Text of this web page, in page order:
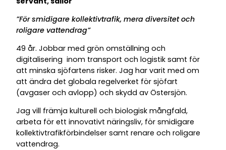
”För smidigare kollektivtrafik, mera diversitet och
roligare vattendrag”
49 år. Jobbar med grön omställning och
digitalisering inom transport och logistik samt för
att minska sjöfartens risker. Jag har varit med om
att ändra det globala regelverket för sjöfart
(avgaser och avlopp) och skydd av Östersjön.
Jag vill främja kulturell och biologisk mångfald,
arbeta för ett innovativt näringsliv, för smidigare
kollektivtrafikförbindelser samt renare och roligare
vattendrag.